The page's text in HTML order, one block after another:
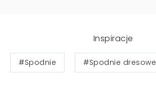
Inspiracje
#Spodnie #Spodnie dresowe